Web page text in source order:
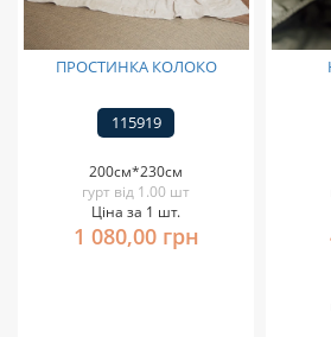
ПРОСТИНКА КОЛОКО
115919
200см*230см
гурт від 1.00 шт
Ціна за 1 шт.
1 080,00 грн